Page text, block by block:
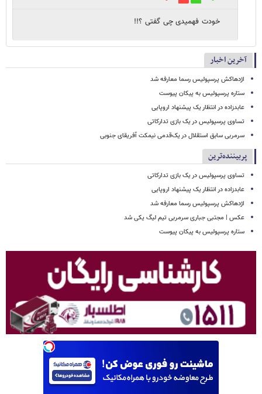
خودت فهمیدی چی گفتی ؟!!
آخرین اخبار
اژدهاکش پرسپولیس رسما معارفه شد
ستاره پرسپولیس به پیکان پیوست
عابدزاده در انتظار یک پیشنهاد اروپایی
تساوی پرسپولیس در یک بازی تدارکاتی
سرمربی سابق استقلال در یک‌قدمی نیمکت آفریقای جنوبی
پربیننده‌ترین
تساوی پرسپولیس در یک بازی تدارکاتی
عابدزاده در انتظار یک پیشنهاد اروپایی
اژدهاکش پرسپولیس رسما معارفه شد
عکس | مجتبی جباری سرمربی تیم لیگ یکی شد
ستاره پرسپولیس به پیکان پیوست